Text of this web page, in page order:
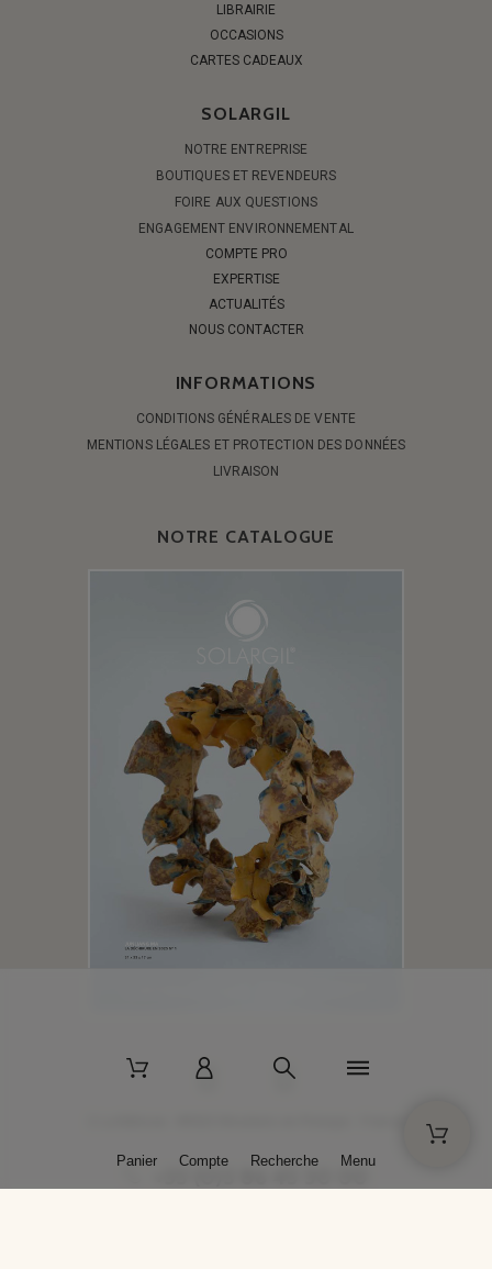
LIBRAIRIE
OCCASIONS
CARTES CADEAUX
SOLARGIL
NOTRE ENTREPRISE
BOUTIQUES ET REVENDEURS
FOIRE AUX QUESTIONS
ENGAGEMENT ENVIRONNEMENTAL
COMPTE PRO
EXPERTISE
ACTUALITÉS
NOUS CONTACTER
INFORMATIONS
CONDITIONS GÉNÉRALES DE VENTE
MENTIONS LÉGALES ET PROTECTION DES DONNÉES
LIVRAISON
NOTRE CATALOGUE
+33 (0)3 86 45 50 00
Panier Compte Recherche Menu